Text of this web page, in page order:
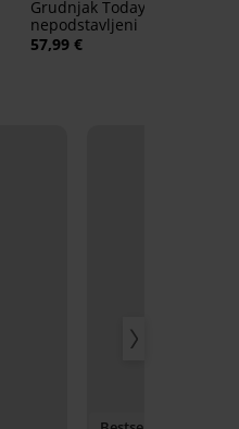
Grudnjak Today
nepodstavljeni
57,99 €